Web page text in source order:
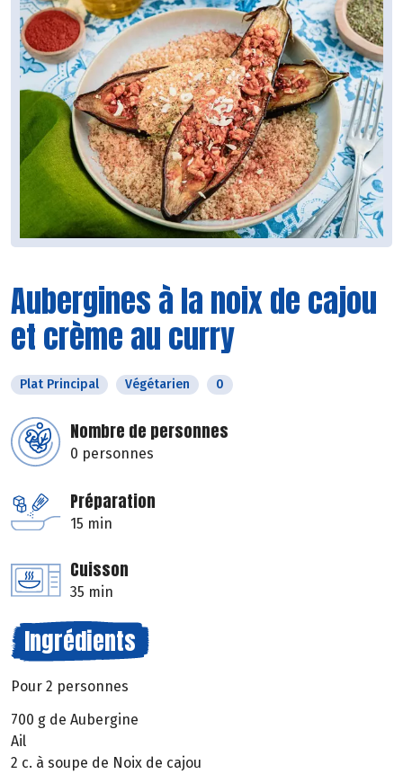
Aubergines à la noix de cajou
et crème au curry
Plat Principal Végétarien 0
Nombre de personnes
0 personnes
Préparation
15 min
Cuisson
35 min
Ingrédients
Pour 2 personnes
700 g de Aubergine
Ail
2 c. à soupe de Noix de cajou